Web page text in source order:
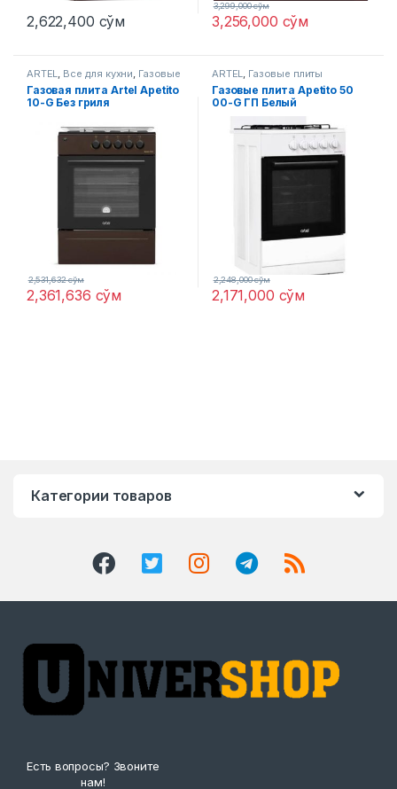
2,622,400 сўм 3,256,000 сўм
3,299,000сўм
ARTEL, Все для кухни, Газовые
плиты
Газовая плита Artel Apetito
10-G Без гриля
2,361,636 сўм
2,531,632сўм
ARTEL, Газовые плиты
Газовые плитa Apetito 50
00-G ГП Белый
2,171,000 сўм
2,248,000сўм
Категории товаров
Есть вопросы? Звоните
нам!